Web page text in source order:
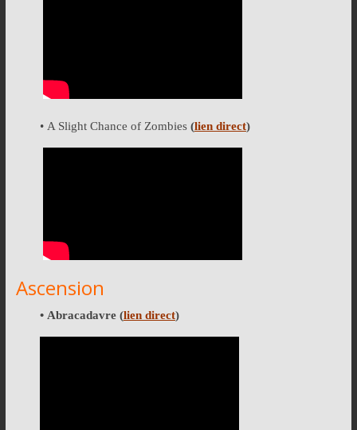
• A Slight Chance of Zombies(lien direct)
Ascension
• Abracadavre(lien direct)